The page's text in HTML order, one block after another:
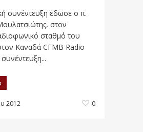
συνέντευξη έδωσε ο π.
στον
σταθμό του
Καναδά CFMB Radio
2012 0